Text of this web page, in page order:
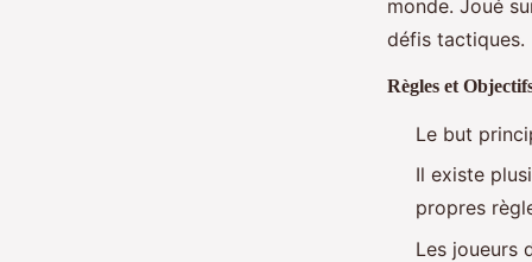
monde. Joué
défis tactiques.
Règles et
Le but
Il existe
propres
Les joueurs